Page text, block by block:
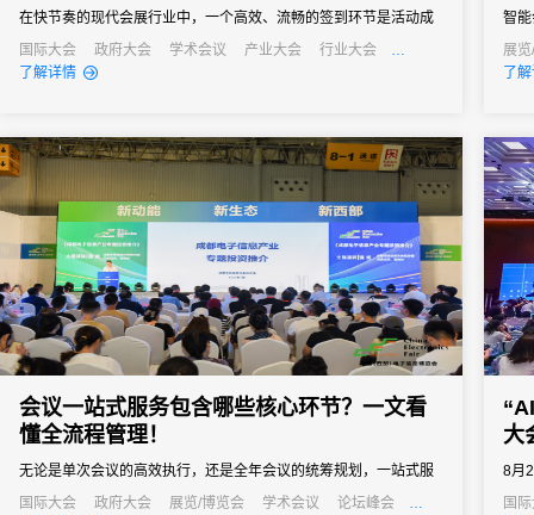
在快节奏的现代会展行业中，一个高效、流畅的签到环节是活动成
功的第一步。它不仅关系到参会者的第一印象，更直接影响着活动
的组织效率和数据准确性。告别传统纸质签到的繁琐与混乱，电子
者和行业...
国际大会 政府大会 学术会议 产业大会
行业大会
经销商大会
了解详情
智
成
展
发
了
会议一站式服务包含哪些核心环节？一文看
懂全流程管理！
无论是单次会议的高效执行，还是全年会议的统筹规划，一站式服
务都能成为主办方的得力助手，帮助企业在节省成本的同时，提升
国际大会 政府大会 展览/博览会 学术会议
论坛峰会
大
8月
在
国